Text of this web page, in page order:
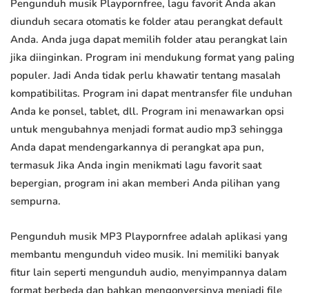
Pengunduh musik Playpornfree, lagu favorit Anda akan
diunduh secara otomatis ke folder atau perangkat default
Anda. Anda juga dapat memilih folder atau perangkat lain
jika diinginkan. Program ini mendukung format yang paling
populer. Jadi Anda tidak perlu khawatir tentang masalah
kompatibilitas. Program ini dapat mentransfer file unduhan
Anda ke ponsel, tablet, dll. Program ini menawarkan opsi
untuk mengubahnya menjadi format audio mp3 sehingga
Anda dapat mendengarkannya di perangkat apa pun,
termasuk Jika Anda ingin menikmati lagu favorit saat
bepergian, program ini akan memberi Anda pilihan yang
sempurna.
Pengunduh musik MP3 Playpornfree adalah aplikasi yang
membantu mengunduh video musik. Ini memiliki banyak
fitur lain seperti mengunduh audio, menyimpannya dalam